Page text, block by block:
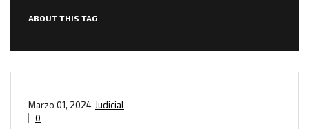
ABOUT THIS TAG
Judicial
Marzo 01, 2024
0